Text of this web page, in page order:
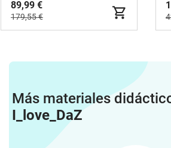
89,99 €
179,55 €
Más materiales
I_love_DaZ